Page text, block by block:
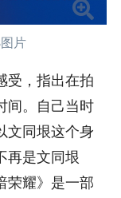
片
受，指出在拍
间。自己当时
文同垠这个身
再是文同垠
荣耀》是一部